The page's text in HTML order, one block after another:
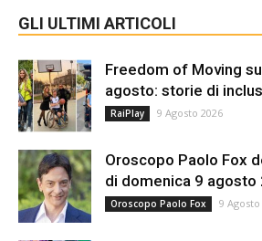
GLI ULTIMI ARTICOLI
Freedom of Moving su
agosto: storie di
RaiPlay 9 Agosto 2026
Oroscopo Paolo Fox
di domenica 9 agosto
Oroscopo Paolo Fox 9 Agosto